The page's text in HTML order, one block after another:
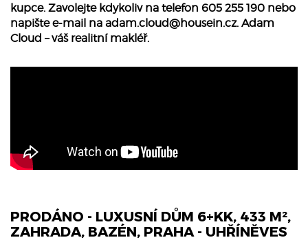
kupce. Zavolejte kdykoliv na telefon 605 255 190 nebo
napište e-mail na adam.cloud@housein.cz. Adam
Cloud – váš realitní makléř.
PRODÁNO - LUXUSNÍ DŮM 6+KK, 433 M²,
ZAHRADA, BAZÉN, PRAHA - UHŘÍNĚVES